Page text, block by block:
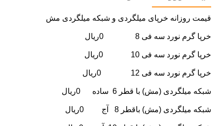
قیمت روزانه خرپای میلگردی و شبکه میلگردی مش
خرپا گرم نورد سه فی 8 0ریال
خرپا گرم نورد سه فی 10 0ریال
خرپا گرم نورد سه فی 12 0ریال
شبکه میلگردی (مش) با قطر 6 ساده 0ریال
شبکه میلگردی (مش) باقطر 8 آج 0ریال